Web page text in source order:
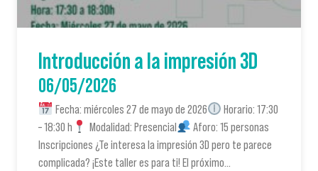
Introducción a la impresión 3D
06/05/2026
Fecha: miércoles 27 de mayo de 2026
Horario: 17:30
– 18:30 h
Modalidad: Presencial
Aforo: 15 personas
Inscripciones ¿Te interesa la impresión 3D pero te parece
complicada? ¡Este taller es para ti! El próximo…